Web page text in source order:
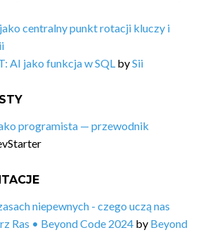
centralny punkt rotacji kluczy i
AI jako funkcja w SQL bySii
programista — przewodnik
niepewnych - czego uczą nas
Ras • Beyond Code 2024 by Beyond